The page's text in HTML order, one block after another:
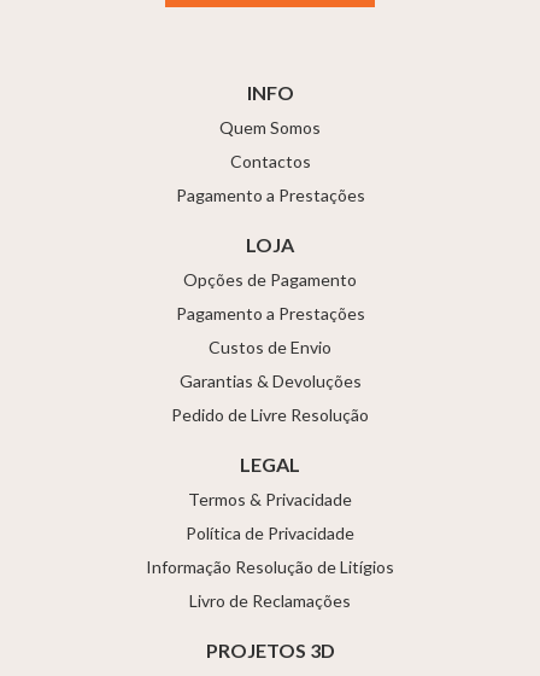
INFO
Quem Somos
Contactos
Pagamento a Prestações
LOJA
Opções de Pagamento
Pagamento a Prestações
Custos de Envio
Garantias & Devoluções
Pedido de Livre Resolução
LEGAL
Termos & Privacidade
Política de Privacidade
Informação Resolução de Litígios
Livro de Reclamações
PROJETOS 3D